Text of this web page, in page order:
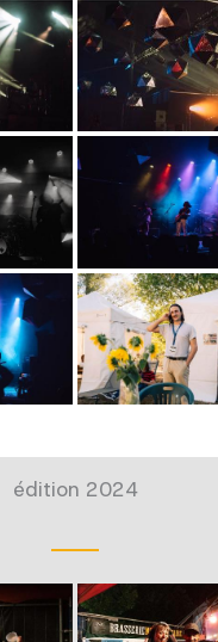
édition 2024